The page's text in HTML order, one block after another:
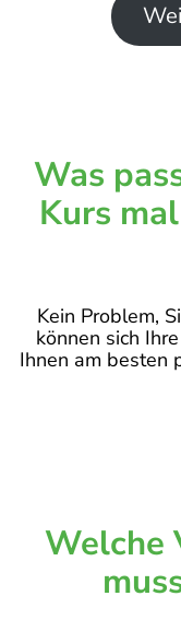
Was
Kurs
Kein Problem,
können sich
Ihnen am besten
Welche